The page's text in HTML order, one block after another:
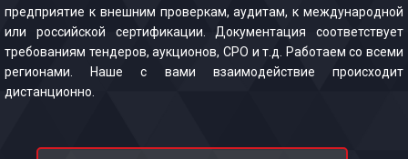
предприятие к внешним проверкам, аудитам, к международной
или российской сертификации. Документация соответствует
требованиям тендеров, аукционов, СРО и т.д. Работаем со всеми
регионами. Наше с вами взаимодействие происходит
дистанционно.